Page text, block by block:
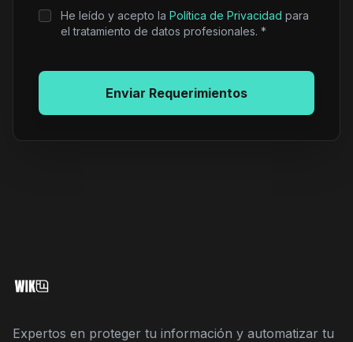
He leído y acepto la Política de Privacidad para
el tratamiento de datos profesionales. *
Enviar Requerimientos
Expertos en proteger tu información y automatizar tu